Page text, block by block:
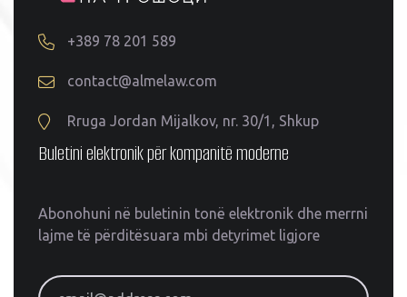
+389 78 201 589
contact@almelaw.com
Rruga Jordan Mijalkov, nr. 30/1, Shkup
Buletini elektronik për kompanitë moderne
Abonohuni në buletinin tonë elektronik dhe merrni
lajme të përditësuara mbi detyrimet ligjore
email@address.com